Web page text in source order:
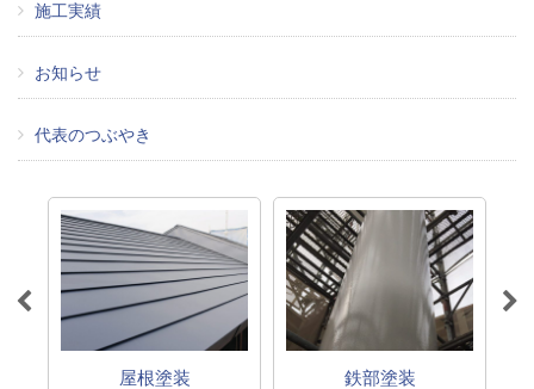
施工実績
お知らせ
代表のつぶやき
屋根塗装 鉄部塗装